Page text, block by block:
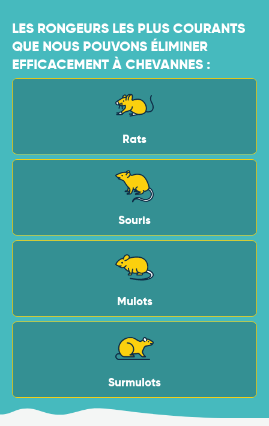
LES RONGEURS LES PLUS COURANTS
QUE NOUS POUVONS ÉLIMINER
EFFICACEMENT À CHEVANNES :
Rats
Souris
Mulots
Surmulots